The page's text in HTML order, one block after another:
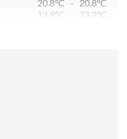
20.8°C - 20.8°C
13.9°C -
33.2°C